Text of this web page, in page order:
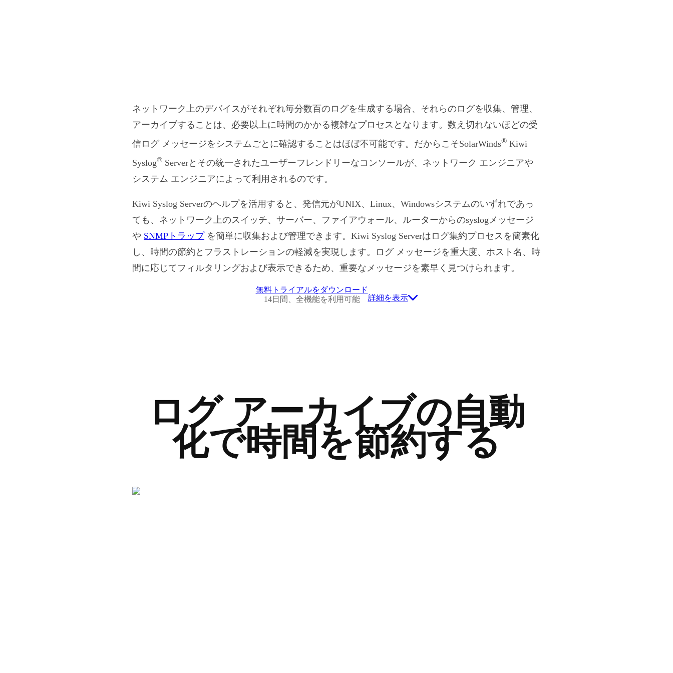
ネットワーク上のデバイスがそれぞれ毎分数百のログを生成する場合、それらのログを収集、管理、
アーカイブすることは、必要以上に時間のかかる複雑なプロセスとなります。数え切れないほどの受
信ログ メッセージをシステムごとに確認することはほぼ不可能です。だからこそSolarWinds® Kiwi
Syslog® Serverとその統一されたユーザーフレンドリーなコンソールが、ネットワーク エンジニアや
システム エンジニアによって利用されるのです。
Kiwi Syslog Serverのヘルプを活用すると、発信元がUNIX、Linux、Windowsシステムのいずれであっ
ても、ネットワーク上のスイッチ、サーバー、ファイアウォール、ルーターからのsyslogメッセージ
や SNMPトラップを簡単に収集および管理できます。Kiwi Syslog Serverはログ集約プロセスを簡素化
し、時間の節約とフラストレーションの軽減を実現します。ログ メッセージを重大度、ホスト名、時
間に応じてフィルタリングおよび表示できるため、重要なメッセージを素早く見つけられます。
無料トライアルをダウンロード
14日間、全機能を利用可能
詳細を表示
ログ アーカイブの自動
化で時間を節約する